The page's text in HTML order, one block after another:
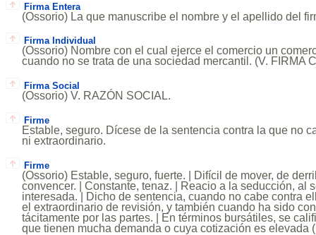
Firma Entera
(Ossorio) La que manuscribe el nombre y el apellido del
Firma Individual
(Ossorio) Nombre con el cual ejerce el comercio un
cuando no se trata de una sociedad mercantil. (V. FIRMA
Firma Social
(Ossorio) V. RAZÓN SOCIAL.
Firme
Estable, seguro. Dícese de la sentencia contra la que no
ni extraordinario.
Firme
(Ossorio) Estable, seguro, fuerte. | Difícil de mover, de
convencer. | Constante, tenaz. | Reacio a la seducción, al
interesada. | Dicho de sentencia, cuando no cabe contra
el extraordinario de revisión, y también cuando ha sido
tácitamente por las partes. | En términos bursátiles, se
que tienen mucha demanda o cuya cotización es elevada